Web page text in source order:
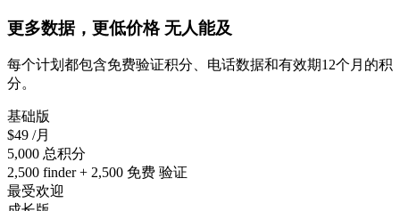
更多数据，更低价格 无人能及
每个计划都包含免费验证积分、电话数据和有效期12个月的积
分。
基础版
$49 /月
5,000 总积分
2,500 finder + 2,500 免费 验证
最受欢迎